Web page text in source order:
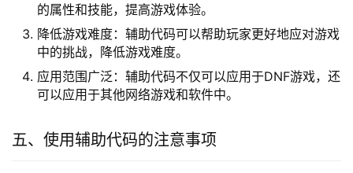
的属性和技能，提高游戏体验。
降低游戏难度：辅助代码可以帮助玩家更好地应对游戏
中的挑战，降低游戏难度。
应用范围广泛：辅助代码不仅可以应用于DNF游戏，还
可以应用于其他网络游戏和软件中。
五、使用辅助代码的注意事项